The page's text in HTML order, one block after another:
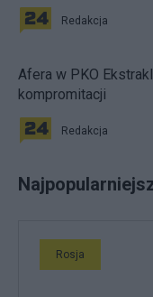
Redakcja
Afera w PKO
kompromitacji
Redakcja
Rosja